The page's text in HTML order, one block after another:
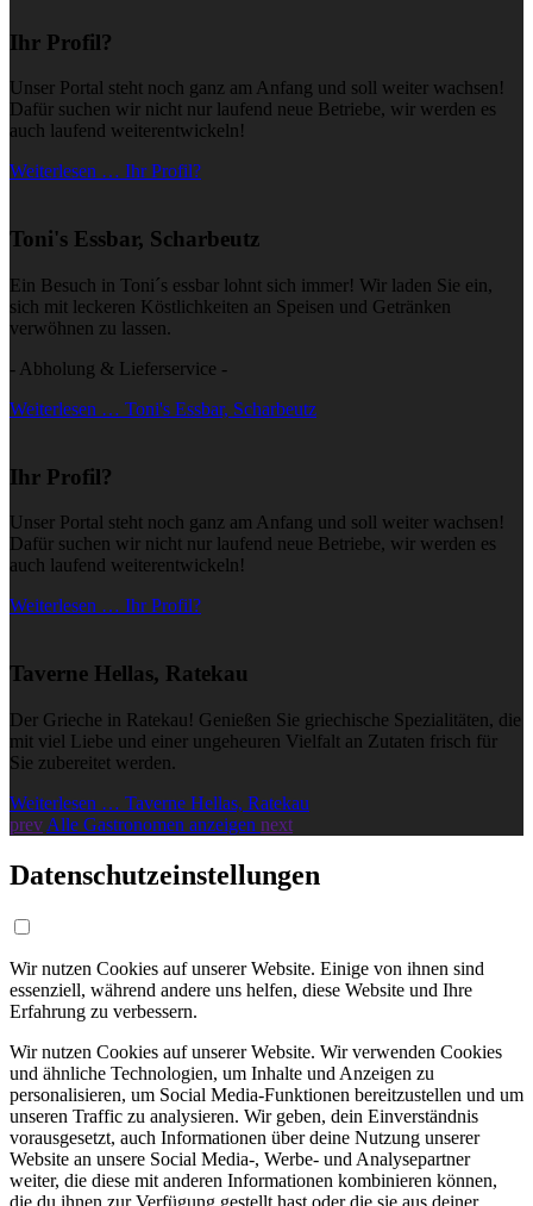
Ihr Profil?
Unser Portal steht noch ganz am Anfang und soll weiter wachsen!
Dafür suchen wir nicht nur laufend neue Betriebe, wir werden es
auch laufend weiterentwickeln!
Weiterlesen … Ihr Profil?
Toni's Essbar, Scharbeutz
Ein Besuch in Toni´s essbar lohnt sich immer! Wir laden Sie ein,
sich mit leckeren Köstlichkeiten an Speisen und Getränken
verwöhnen zu lassen.
- Abholung & Lieferservice -
Weiterlesen … Toni's Essbar, Scharbeutz
Ihr Profil?
Unser Portal steht noch ganz am Anfang und soll weiter wachsen!
Dafür suchen wir nicht nur laufend neue Betriebe, wir werden es
auch laufend weiterentwickeln!
Weiterlesen … Ihr Profil?
Taverne Hellas, Ratekau
Der Grieche in Ratekau! Genießen Sie griechische Spezialitäten, die
mit viel Liebe und einer ungeheuren Vielfalt an Zutaten frisch für
Sie zubereitet werden.
Weiterlesen … Taverne Hellas, Ratekau
prev Alle Gastronomen anzeigen next
Datenschutzeinstellungen
Wir nutzen Cookies auf unserer Website. Einige von ihnen sind
essenziell, während andere uns helfen, diese Website und Ihre
Erfahrung zu verbessern.
Wir nutzen Cookies auf unserer Website. Wir verwenden Cookies
und ähnliche Technologien, um Inhalte und Anzeigen zu
personalisieren, um Social Media-Funktionen bereitzustellen und um
unseren Traffic zu analysieren. Wir geben, dein Einverständnis
vorausgesetzt, auch Informationen über deine Nutzung unserer
Website an unsere Social Media-, Werbe- und Analysepartner
weiter, die diese mit anderen Informationen kombinieren können,
die du ihnen zur Verfügung gestellt hast oder die sie aus deiner